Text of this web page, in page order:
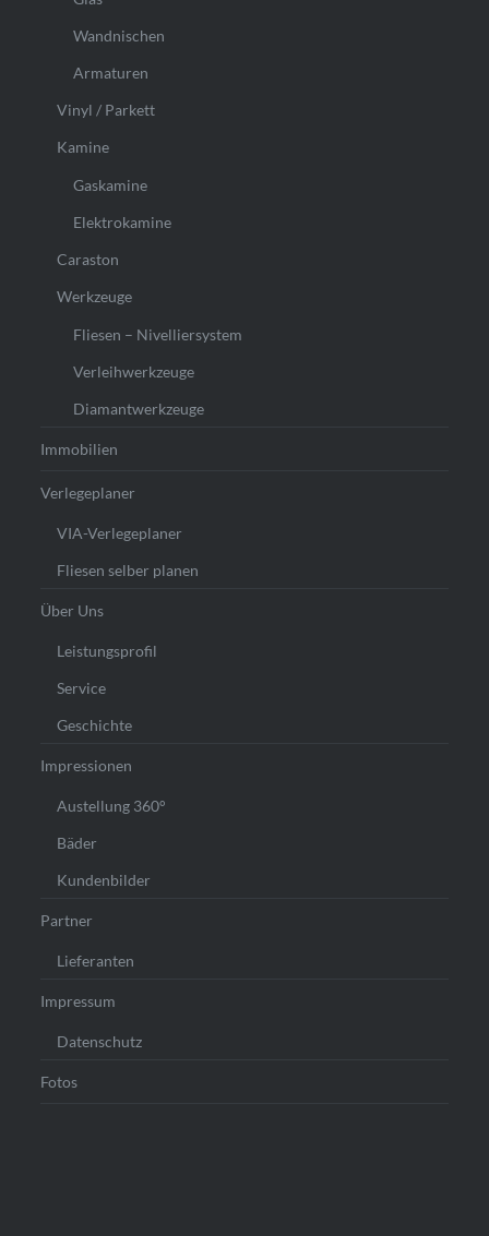
Wandnischen
Armaturen
Vinyl / Parkett
Kamine
Gaskamine
Elektrokamine
Caraston
Werkzeuge
Fliesen – Nivelliersystem
Verleihwerkzeuge
Diamantwerkzeuge
Immobilien
Verlegeplaner
VIA-Verlegeplaner
Fliesen selber planen
Über Uns
Leistungsprofil
Service
Geschichte
Impressionen
Austellung 360°
Bäder
Kundenbilder
Partner
Lieferanten
Impressum
Datenschutz
Fotos